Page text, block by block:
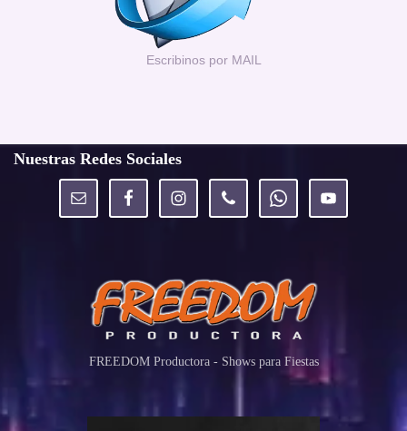
Escribinos por MAIL
Nuestras Redes Sociales
FREEDOM Productora - Shows para Fiestas